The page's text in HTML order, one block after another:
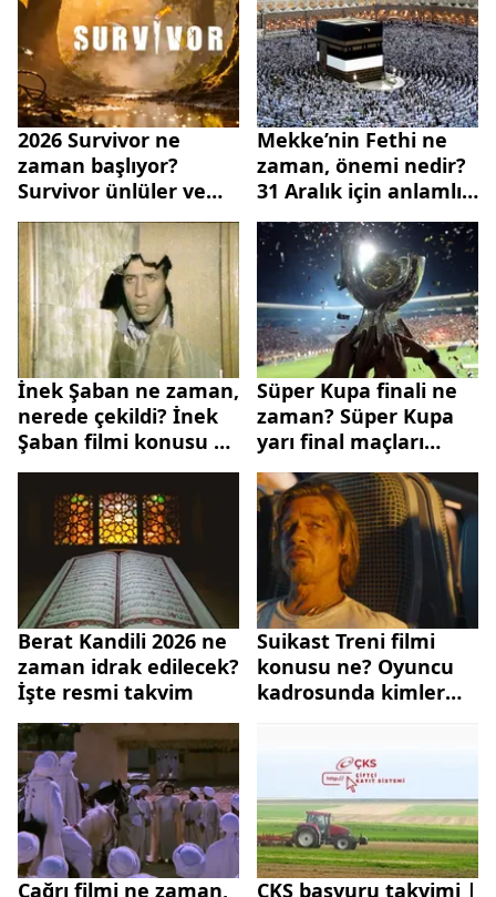
2026 Survivor ne
zaman başlıyor?
Survivor ünlüler ve
gönüllüler
yarışmacıları kimler?
Mekke’nin Fethi ne
zaman, önemi nedir?
31 Aralık için anlamlı,
dualı ve resimli
mesajlar
İnek Şaban ne zaman,
nerede çekildi? İnek
Şaban filmi konusu ve
oyuncuları
Süper Kupa finali ne
zaman? Süper Kupa
yarı final maçları
nerede, saat kaçta
oynanacak?
Berat Kandili 2026 ne
zaman idrak edilecek?
İşte resmi takvim
Suikast Treni filmi
konusu ne? Oyuncu
kadrosunda kimler
Çağrı filmi ne zaman,
ÇKS başvuru takvimi |